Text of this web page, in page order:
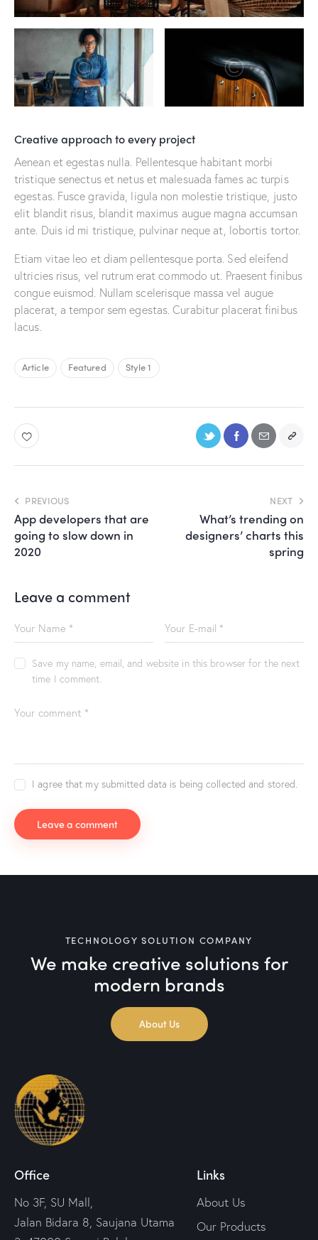
Creative approach to every project
Aenean et egestas nulla. Pellentesque habitant morbi
tristique senectus et netus et malesuada fames ac turpis
egestas. Fusce gravida, ligula non molestie tristique, justo
elit blandit risus, blandit maximus augue magna accumsan
ante. Duis id mi tristique, pulvinar neque at, lobortis tortor.
Etiam vitae leo et diam pellentesque porta. Sed eleifend
ultricies risus, vel rutrum erat commodo ut. Praesent finibus
congue euismod. Nullam scelerisque massa vel augue
placerat, a tempor sem egestas. Curabitur placerat finibus
lacus.
Article Featured Style 1
PREVIOUS
App developers that are
going to slow down in
2020
NEXT
What’s trending on
designers’ charts this
spring
Leave a comment
Save my name, email, and website in this browser for the next
time I comment.
I agree that my submitted data is being collected and stored.
TECHNOLOGY SOLUTION COMPANY
We make creative solutionsfor
modern brands
About Us
Office
No 3F, SU Mall,
Jalan Bidara 8, Saujana Utama
Links
About Us
Our Products